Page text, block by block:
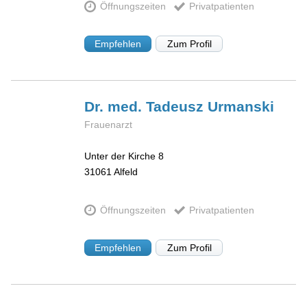
Öffnungszeiten Privatpatienten
Empfehlen Zum Profil
Dr. med. Tadeusz Urmanski
Frauenarzt
Unter der Kirche 8
31061Alfeld
Öffnungszeiten Privatpatienten
Empfehlen Zum Profil